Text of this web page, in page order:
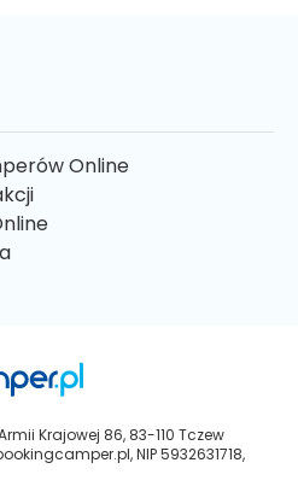
Online
Krajowej 86, 83-110 Tczew
NIP 5932631718,